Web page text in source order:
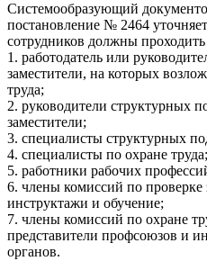
Системообразующий
постановление № 2464
сотрудников должны проходить
1. работодатель или
заместители, на которых
труда;
2. руководители структурных
заместители;
3. специалисты структурных
4. специалисты по охране труда;
5. работники рабочих
6. члены комиссий по проверке
инструктажи и обучение;
7. члены комиссий по охране
представители профсоюзов и
органов.